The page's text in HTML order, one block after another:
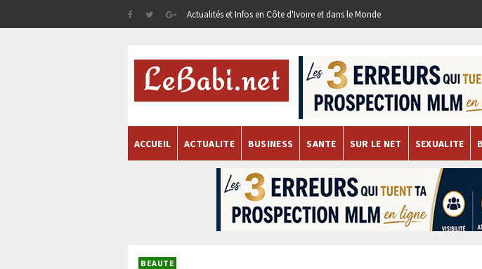
Actualités et Infos en Côte d'Ivoire et dans le Monde
ACCUEIL ACTUALITE BUSINESS SANTE SUR LE NET SEXUALITE
BEAUTE